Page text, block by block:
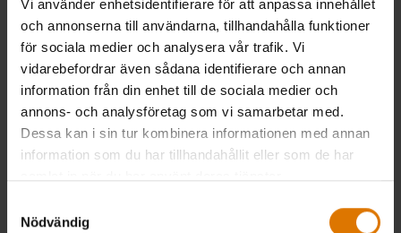
Vi använder enhetsidentifierare för att anpassa innehållet
och annonserna till användarna, tillhandahålla funktioner
för sociala medier och analysera vår trafik. Vi
vidarebefordrar även sådana identifierare och annan
information från din enhet till de sociala medier och
annons- och analysföretag som vi samarbetar med.
Dessa kan i sin tur kombinera informationen med annan
information som du har tillhandahållit eller som de har
Nödvändig
(45.52 MB)
DOWNLOAD
14401004
Monteringsanvisningar
(3.04 MB)
DOWNLOAD